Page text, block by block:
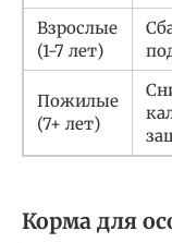
Взрослые
(1-7 лет)
Пожилые
(7+ лет)
Корма для